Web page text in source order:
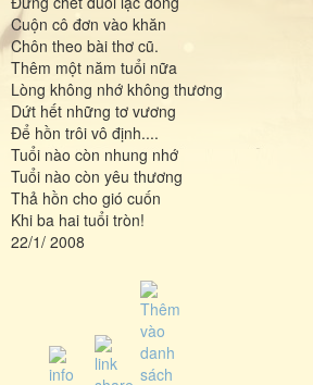
Cuộn cô đơn vào khăn
Chôn theo bài thơ cũ.
Thêm một năm tuổi nữa
Lòng không nhớ không thương
Dứt hết những tơ vương
Để hồn trôi vô định....
Tuổi nào còn nhung nhớ
Tuổi nào còn yêu thương
Thả hồn cho gió cuốn
Khi ba hai tuổi tròn!
22/1/ 2008